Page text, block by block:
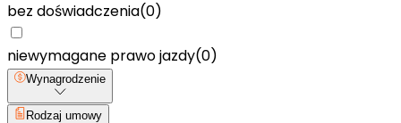
bez doświadczenia(0)
niewymagane prawo jazdy(0)
Wynagrodzenie
Rodzaj umowy